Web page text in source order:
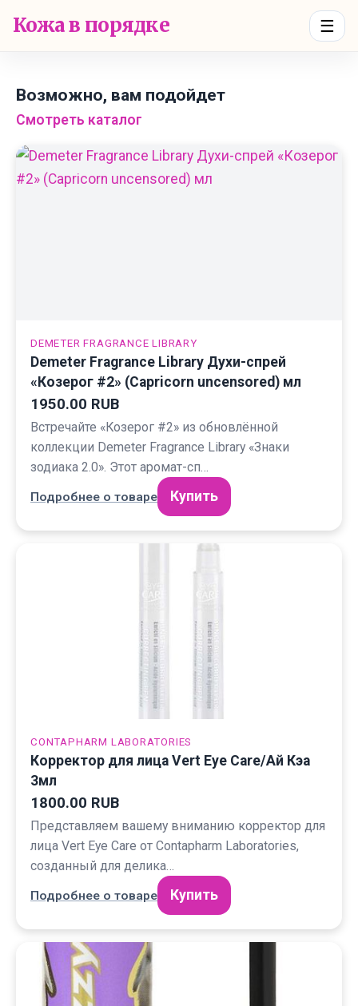
Кожа в порядке ☰
Возможно, вам подойдет
Смотреть каталог
DEMETER FRAGRANCE LIBRARY
Demeter Fragrance Library Духи-спрей
«Козерог #2» (Capricorn uncensored) мл
1950.00 RUB
Встречайте «Козерог #2» из обновлённой
коллекции Demeter Fragrance Library «Знаки
зодиака 2.0». Этот аромат-сп…
Подробнее о товаре Купить
CONTAPHARM LABORATORIES
Корректор для лица Vert Eye Care/Ай Кэа
3мл
1800.00 RUB
Представляем вашему вниманию корректор для
лица Vert Eye Care от Contapharm Laboratories,
созданный для делика…
Подробнее о товаре Купить